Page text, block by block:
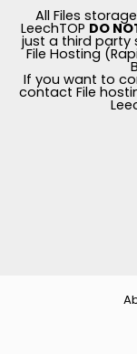
All Files
LeechTOP DO
just a third party
File Hosting
If you want to
contact File